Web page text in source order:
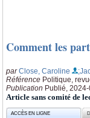
Comment les
parClose, Caroline
Référence Politique,
Publication Publié,
Article sans comité de
ACCÈS EN LIGNE